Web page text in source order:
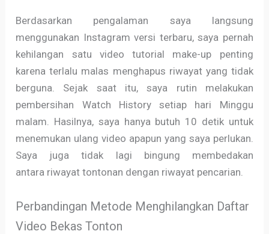
Berdasarkan pengalaman saya langsung
menggunakan Instagram versi terbaru, saya pernah
kehilangan satu video tutorial make-up penting
karena terlalu malas menghapus riwayat yang tidak
berguna. Sejak saat itu, saya rutin melakukan
pembersihan Watch History setiap hari Minggu
malam. Hasilnya, saya hanya butuh 10 detik untuk
menemukan ulang video apapun yang saya perlukan.
Saya juga tidak lagi bingung membedakan
antara riwayat tontonan dengan riwayat pencarian.
Perbandingan Metode Menghilangkan Daftar
Video Bekas Tonton